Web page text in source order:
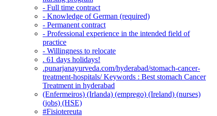
- Full time contract
- Knowledge of German (required)
- Permanent contract
- Professional experience in the intended field of
practice
- Willingness to relocate
. 61 days holidays!
.punarjanayurveda.com/hyderabad/stomach-cancer-
treatment-hospitals/ Keywords : Best stomach Cancer
Treatment in hyderabad
(Enfermeiros) (Irlanda) (emprego) (Ireland) (nurses)
(jobs) (HSE)
#Fisiotereuta